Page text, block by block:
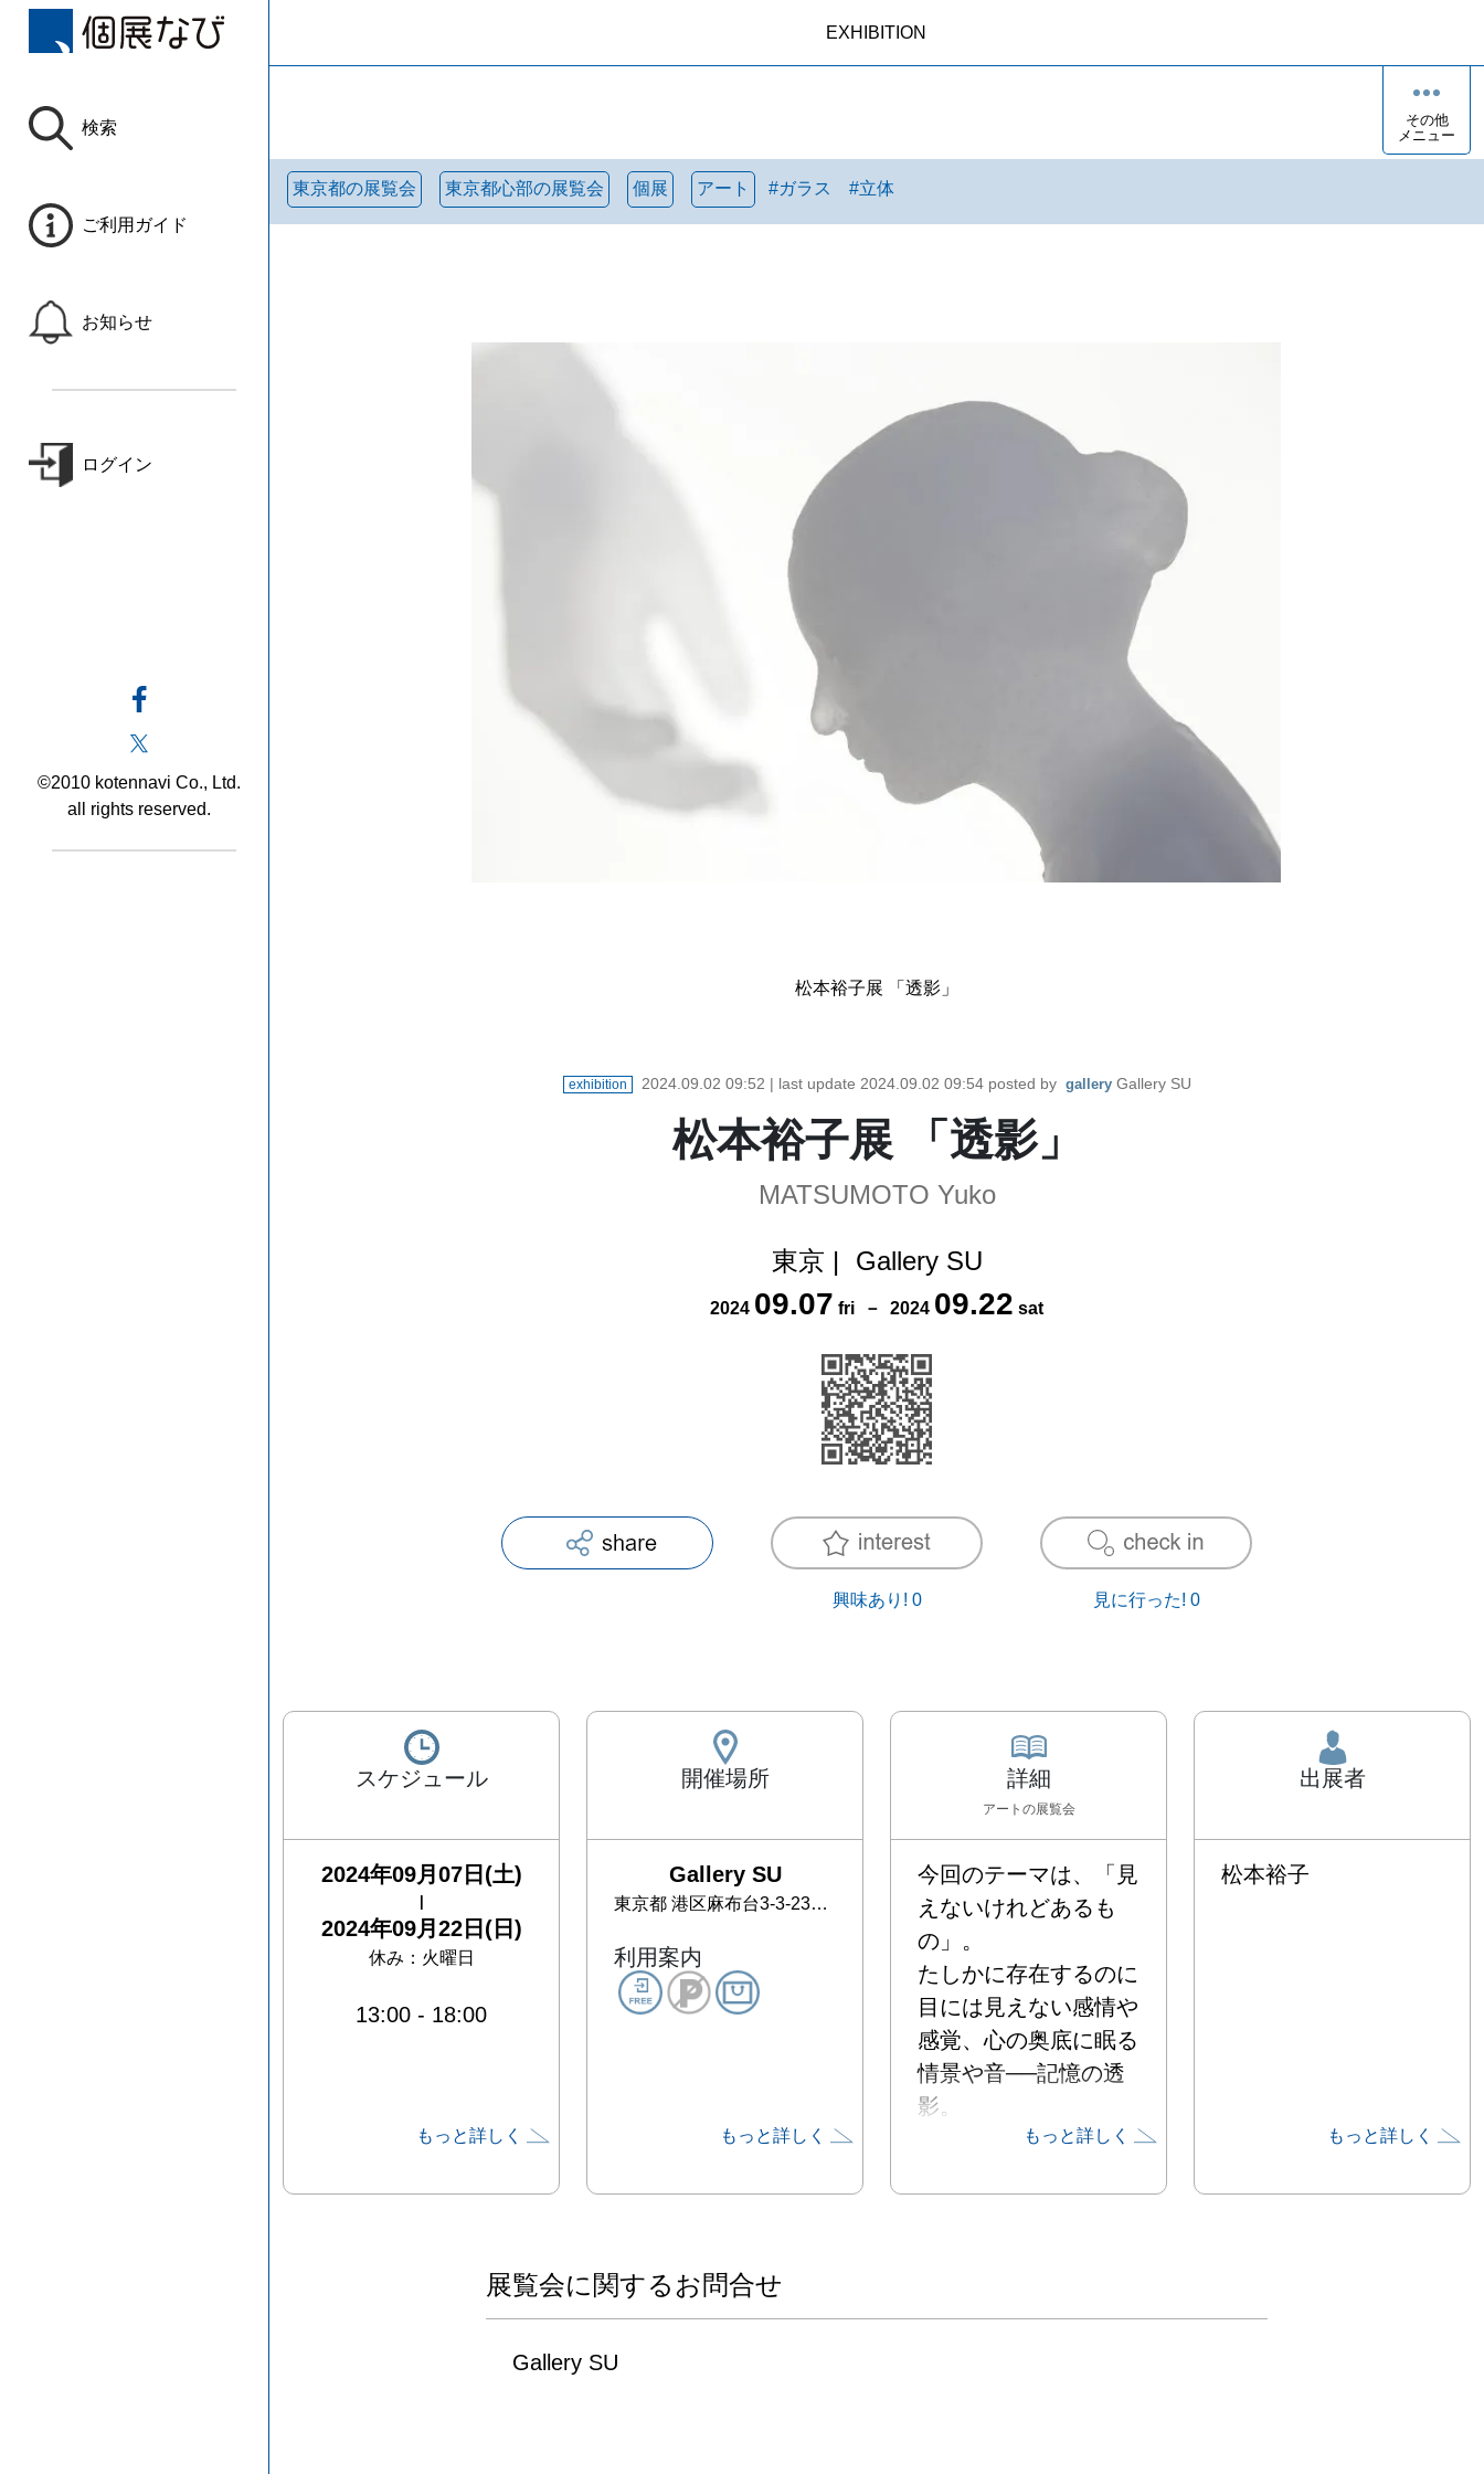
検索
ご利用ガイド
お知らせ
ログイン
©2010 kotennavi Co., Ltd.
all rights reserved.
EXHIBITION
その他
メニュー
東京都の展覧会 東京都心部の展覧会 個展 アート #ガラス #立体
松本裕子展 「透影」
exhibition 2024.09.02 09:52 | last update 2024.09.02 09:54posted by gallery Gallery SU
松本裕子展 「透影」
MATSUMOTO Yuko
東京 | Gallery SU
2024 09.07 fri － 2024 09.22 sat
興味あり! 0 見に行った! 0
スケジュール
2024年09月07日(土)
2024年09月22日(日)
休み： 火曜日
13:00 - 18:00
もっと詳しく
開催場所
Gallery SU
東京都 港区麻布台3-3-23 和朗フラット4号館6号室
利用案内
もっと詳しく
詳細
アート の展覧会
今回のテーマは、「見
えないけれどあるも
の」。
たしかに存在するのに
目には見えない感情や
感覚、心の奥底に眠る
情景や音──記憶の透
影。
硝子という素材の透明
もっと詳しく
出展者
松本裕子
もっと詳しく
展覧会に関するお問合せ
Gallery SU